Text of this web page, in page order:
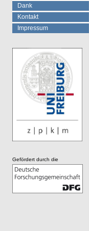
Dank
Kontakt
Impressum
Gefördert durch die